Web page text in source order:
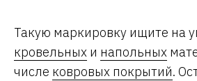
Такую маркировку ищите на
кровельных и напольных
числе ковровых покрытий.